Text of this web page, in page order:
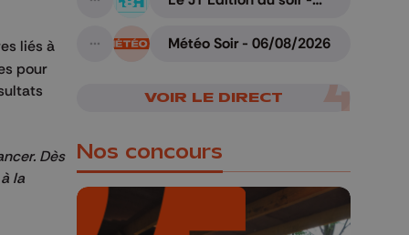
liés à
pour
Dès
la
A suivre
A suivre
Météo Soir - 06/08/2026
VOIR LE DIRECT
Nos concours